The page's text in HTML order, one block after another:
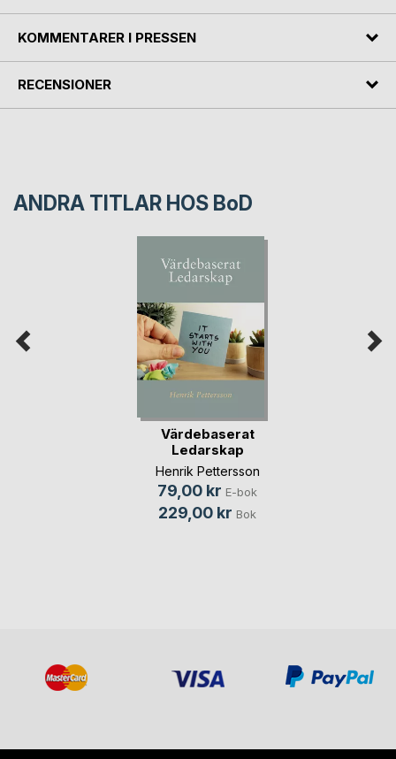
KOMMENTARER I PRESSEN
RECENSIONER
ANDRA TITLAR HOS BoD
Värdebaserat
Ledarskap
Henrik Pettersson
79,00 kr E-bok
229,00 kr Bok